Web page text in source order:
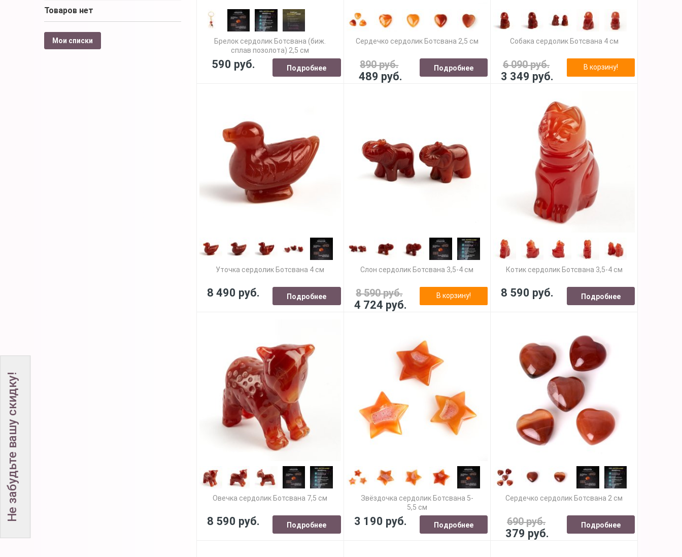
Товаров нет
Мои списки
Брелок сердолик Ботсвана (биж.
сплав позолота) 2,5 см
590 руб. Подробнее
Сердечко сердолик Ботсвана 2,5 см
890 руб.
489 руб.
Подробнее
Собака сердолик Ботсвана 4 см
6 090 руб.
3 349 руб.
В корзину!
Уточка сердолик Ботсвана 4 см
8 490 руб. Подробнее
Слон сердолик Ботсвана 3,5-4 см
8 590 руб.
4 724 руб.
В корзину!
Котик сердолик Ботсвана 3,5-4 см
8 590 руб. Подробнее
Овечка сердолик Ботсвана 7,5 см
8 590 руб. Подробнее
Звёздочка сердолик Ботсвана 5-
5,5 см
3 190 руб. Подробнее
Сердечко сердолик Ботсвана 2 см
690 руб.
379 руб.
Подробнее
Не забудьте вашу скидку!